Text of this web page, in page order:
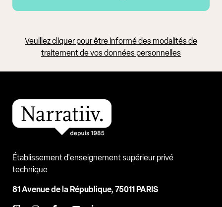
Veuillez cliquer pour être informé des modalités de
traitement de vos données personnelles
Établissement d'enseignement supérieur privé
technique
81 Avenue de la République, 75011 PARIS